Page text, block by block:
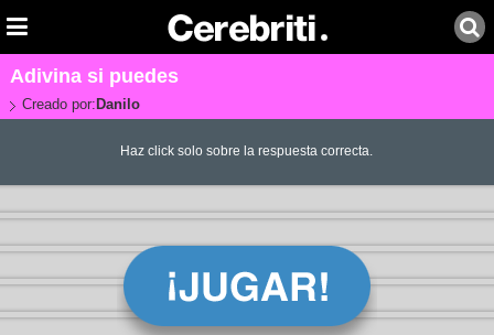
Adivina si puedes
Creado por: Danilo
Haz click solo sobre la respuesta correcta.